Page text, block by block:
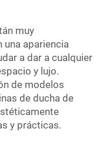
muy
una apariencia
a dar a cualquier
y lujo.
de modelos
de ducha de
y prácticas.